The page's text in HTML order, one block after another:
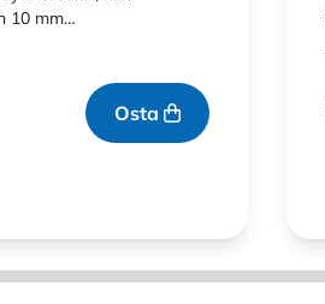
10 mm…
Osta